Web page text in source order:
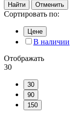
Найти
Отменить
Сортировать по:
Цене
В наличии
Отображать
30
30
90
150